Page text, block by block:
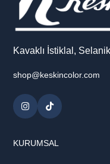
Kavaklı İstiklal,
shop@keskincolor.com
KURUMSAL